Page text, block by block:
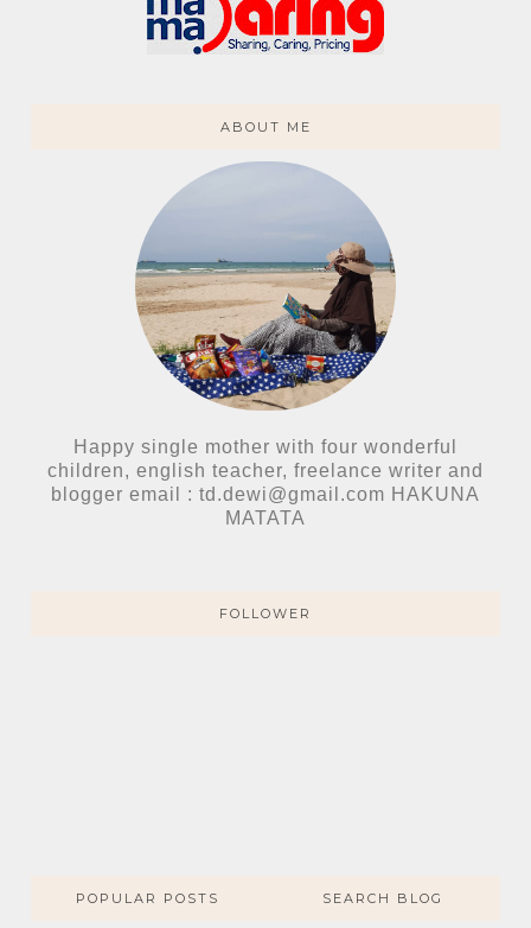
ABOUT ME
Happy single mother with four wonderful
children, english teacher, freelance writer and
blogger email : td.dewi@gmail.com HAKUNA
MATATA
FOLLOWER
POPULAR POSTS SEARCH BLOG